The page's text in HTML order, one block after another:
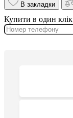
В закладки
Купити в один клік